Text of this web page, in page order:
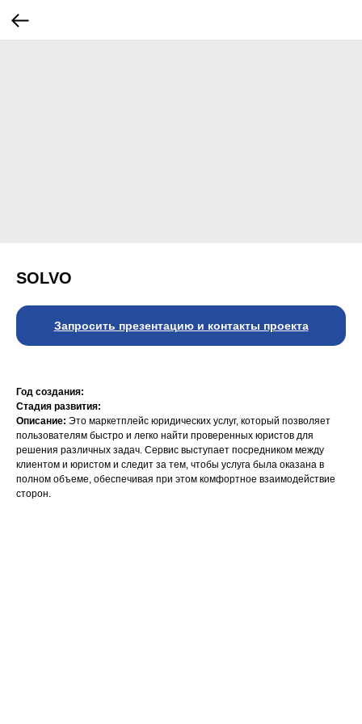
SOLVO
Запросить презентацию и контакты проекта
Год создания:
Стадия развития:
Описание: Это маркетплейс юридических услуг, который позволяет
пользователям быстро и легко найти проверенных юристов для
решения различных задач. Сервис выступает посредником между
клиентом и юристом и следит за тем, чтобы услуга была оказана в
полном объеме, обеспечивая при этом комфортное взаимодействие
сторон.